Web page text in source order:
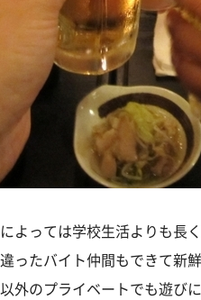
よっては学校生活よりも長
ったバイト仲間もできて新
外のプライベートでも遊び